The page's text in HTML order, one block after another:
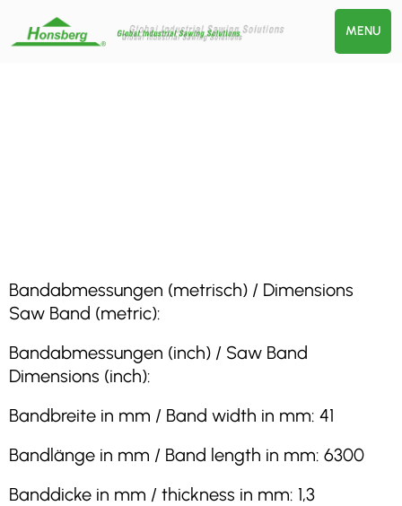
MENU
Bandabmessungen (metrisch) / Dimensions
Saw Band (metric):
Bandabmessungen (inch) / Saw Band
Dimensions (inch):
Bandbreite in mm / Band width in mm: 41
Bandlänge in mm / Band length in mm: 6300
Banddicke in mm / thickness in mm: 1,3